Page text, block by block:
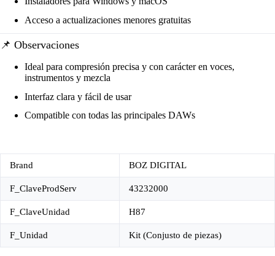
Acceso a actualizaciones menores gratuitas
📌 Observaciones
Ideal para compresión precisa y con carácter en voces,
instrumentos y mezcla
Interfaz clara y fácil de usar
Compatible con todas las principales DAWs
Brand BOZ DIGITAL
F_ClaveProdServ 43232000
F_ClaveUnidad H87
F_Unidad Kit (Conjusto de piezas)